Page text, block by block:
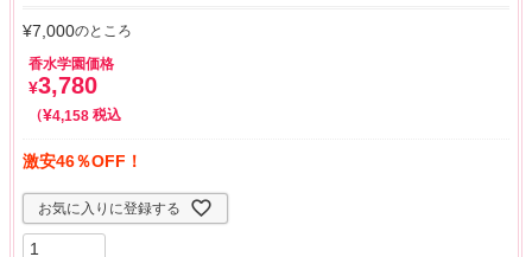
¥7,000のところ
香水学園価格
¥3,780
¥4,158 税込
激安46％OFF！
お気に入りに登録する